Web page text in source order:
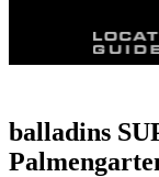
balladins